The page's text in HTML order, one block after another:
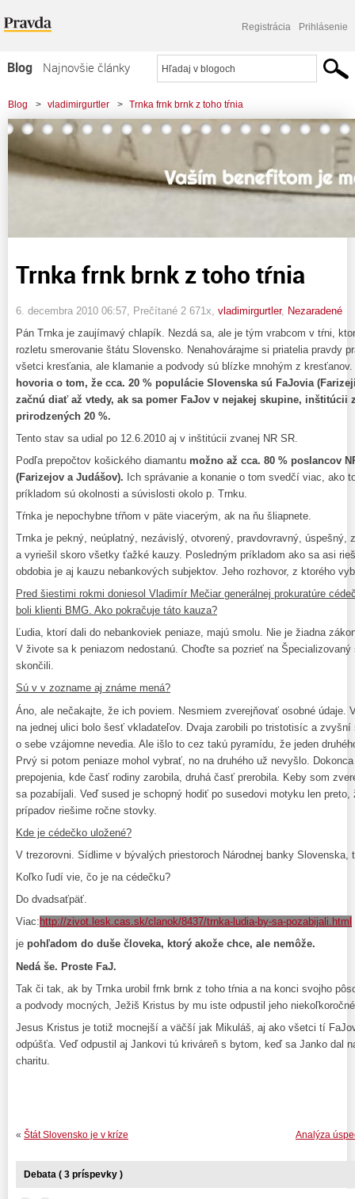
Registrácia Prihlásenie
Blog
Najnovšie články
Najčítanejšie články
Najkomentovanejšie články
Zoznam blogov
Blog > vladimirgurtler > Trnka frnk brnk z toho tŕnia
Trnka frnk brnk z toho tŕnia
6. decembra 2010 06:57 , Prečítané 2 671x, vladimirgurtler, Nezaradené
Pán Trnka je zaujímavý chlapík. Nezdá sa, ale je tým vrabcom v tŕni,
rozletu smerovanie štátu Slovensko. Nenahovárajme si priatelia pravdy
všetci kresťania, ale klamanie a podvody sú blízke mnohým z kresťanov.
hovoria o tom, že cca. 20 % populácie Slovenska sú FaJovia
začnú diať až vtedy, ak sa pomer FaJov v nejakej skupine, inštitúcii
prirodzených 20 %.
Tento stav sa udial po 12.6.2010 aj v inštitúcii zvanej NR SR.
Podľa prepočtov košického diamantu možno až cca. 80 % poslancov
(Farizejov a Judášov). Ich správanie a konanie o tom svedčí viac, ako
príkladom sú okolnosti a súvislosti okolo p. Trnku.
Tŕnka je nepochybne tŕňom v päte viacerým, ak na ňu šliapnete.
Trnka je pekný, neúplatný, nezávislý, otvorený, pravdovravný, úspešný,
a vyriešil skoro všetky ťažké kauzy. Posledným príkladom ako sa asi
obdobia je aj kauzu nebankových subjektov. Jeho rozhovor, z ktorého
Pred šiestimi rokmi doniesol Vladimír Mečiar generálnej prokuratúre
boli klienti BMG. Ako pokračuje táto kauza?
Ľudia, ktorí dali do nebankoviek peniaze, majú smolu. Nie je žiadna
V živote sa k peniazom nedostanú. Choďte sa pozrieť na
skončili.
Sú v v zozname aj známe mená?
Áno, ale nečakajte, že ich poviem. Nesmiem zverejňovať osobné údaje.
na jednej ulici bolo šesť vkladateľov. Dvaja zarobili po tristotisíc a
o sebe vzájomne nevedia. Ale išlo to cez takú pyramídu, že jeden
Prvý si potom peniaze mohol vybrať, no na druhého už nevyšlo.
prepojenia, kde časť rodiny zarobila, druhá časť prerobila. Keby som
sa pozabíjali. Veď sused je schopný hodiť po susedovi motyku len
prípadov riešime ročne stovky.
Kde je cédečko uložené?
V trezorovni. Sídlime v bývalých priestoroch Národnej banky Slovenska,
Koľko ľudí vie, čo je na cédečku?
Do dvadsaťpäť.
Viac: http://zivot.lesk.cas.sk/clanok/8437/trnka-ludia-by-sa-pozabijali.html
je pohľadom do duše človeka, ktorý akože chce, ale nemôže.
Nedá še. Proste FaJ.
Tak či tak, ak by Trnka urobil frnk brnk z toho tŕnia a na konci svojho
a podvody mocných, Ježiš Kristus by mu iste odpustil jeho
Jesus Kristus je totiž mocnejší a väčší jak Mikuláš, aj ako všetci tí
odpúšťa. Veď odpustil aj Jankovi tú kriváreň s bytom, keď sa Janko dal
charitu.
Analýza
« Štát Slovensko je v kríze
Debata ( 3 príspevky )